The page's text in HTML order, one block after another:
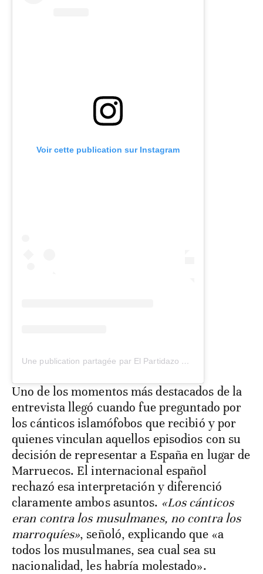
Voir cette publication sur Instagram
Une publication partagée par El Partidazo de COPE (@partidazocope)
Uno de los momentos más destacados de la
entrevista llegó cuando fue preguntado por
los cánticos islamófobos que recibió y por
quienes vinculan aquellos episodios con su
decisión de representar a España en lugar de
Marruecos. El internacional español
rechazó esa interpretación y diferenció
claramente ambos asuntos. «Los cánticos
eran contra los musulmanes, no contra los
marroquíes», señoló, explicando que «a
todos los musulmanes, sea cual sea su
nacionalidad, les habría molestado».